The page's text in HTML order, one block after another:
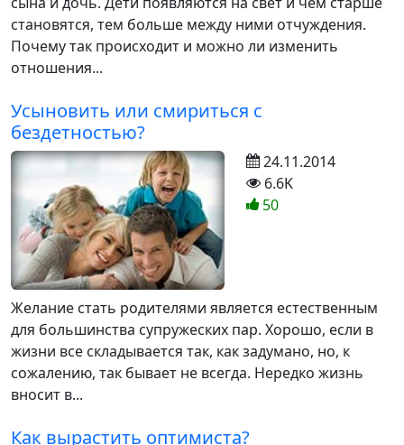
становятся, тем больше между ними отчуждения.
Почему так происходит и можно ли изменить
отношения...
Усыновить или смириться с
бездетностью?
Желание стать родителями является естественным
для большинства супружеских пар. Хорошо, если в
жизни все складывается так, как задумано, но, к
сожалению, так бывает не всегда. Нередко жизнь
вносит в...
24.11.2014
6.6K
50
Как вырастить оптимиста?